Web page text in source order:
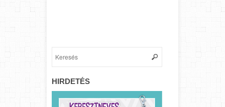
HIRDETÉS